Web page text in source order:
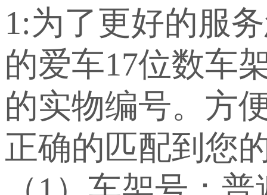
1:为了更好的服
的爱车17位数车
的实物编号。方
正确的匹配到您